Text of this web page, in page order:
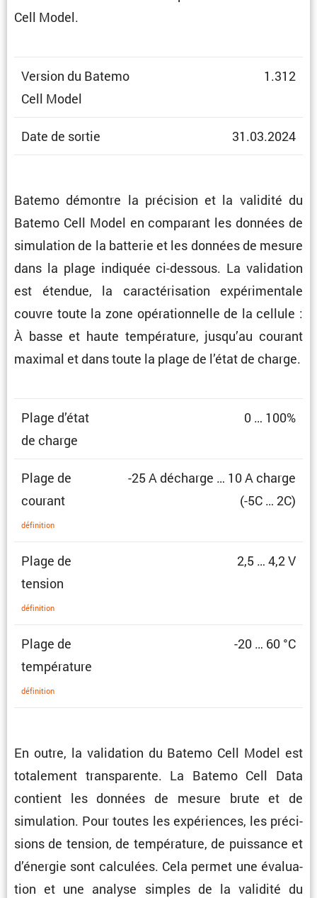
Cell Model.
Version du Batemo
Cell Model
1.312
Date de sortie 31.03.2024
Batemo démontre la préci­sion et la validité du
Batemo Cell Model en compa­rant les données de
simula­tion de la batterie et les données de mesure
dans la plage indiquée ci-dessous. La valida­tion
est étendue, la carac­té­ri­sa­tion expéri­men­tale
couvre toute la zone opéra­tion­nelle de la cellule :
À basse et haute tempé­ra­ture, jusqu’au courant
maximal et dans toute la plage de l’état de charge.
Plage d’état
de charge
0 … 100%
Plage de
courant
défini­tion
-25 A décharge … 10 A charge
(-5C … 2C)
Plage de
tension
défini­tion
2,5 … 4,2 V
Plage de
température
défini­tion
-20 … 60 °C
En outre, la valida­tion du Batemo Cell Model est
totale­ment trans­pa­rente. La Batemo Cell Data
contient les données de mesure brute et de
simula­tion. Pour toutes les expériences, les préci­
sions de tension, de tempé­ra­ture, de puissance et
d’énergie sont calcu­lées. Cela permet une évalua­
tion et une analyse simples de la validité du